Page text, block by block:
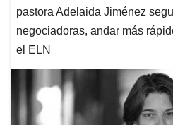
pastora Adelaida Jiménez
negociadoras, andar más
el ELN